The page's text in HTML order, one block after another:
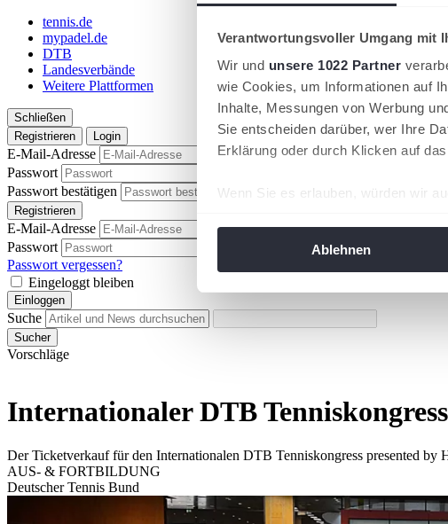
Verantwortungsvoller Umgang mit
Wir und unsere 1022 Partner
wie Cookies, um Informationen auf
Inhalte, Messungen von Werbung
Sie entscheiden darüber, wer Ihre
Erklärung oder durch Klicken auf
Wenn Sie es erlauben, würden wir
Wir verwenden Cookies, um Inhalte
der Dienste gesammelt haben. Die
Ablehnen
tennis.de
mypadel.de
DTB
Landesverbände
Weitere Plattformen
Schließen
Registrieren
Login
E-Mail-Adresse
Passwort
Passwort bestätigen
Passwort anzeigen
Registrieren
E-Mail-Adresse
Passwort
Passwort anzeigen
Passwort vergessen?
Eingeloggt bleiben
Einloggen
Suche
Sucher
Vorschläge
Internationaler DTB
Der Ticketverkauf für den Internationalen DTB Tenniskongress presented
AUS- & FORTBILDUNG
Deutscher Tennis Bund